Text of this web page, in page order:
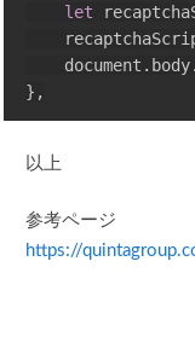
let
    document
. body.
} ,
以上
参考ページ
https://